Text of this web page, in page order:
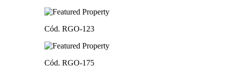
Cód. RGO-123
Cód. RGO-175